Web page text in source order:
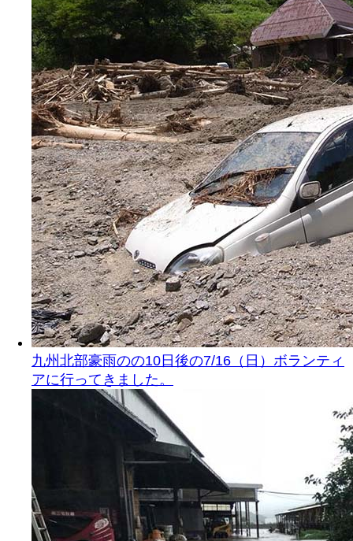
九州北部豪雨のの10日後の7/16（日）ボランティ
アに行ってきました。